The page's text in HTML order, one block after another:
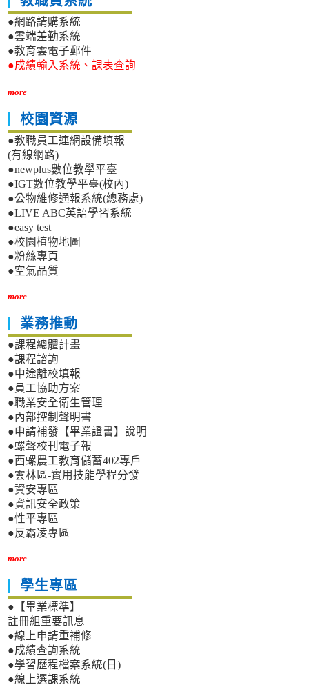
●網路請購系統
●雲端差勤系統
●教育雲電子郵件
●成績輸入系統、課表查詢
more
校園資源
●教職員工連網設備填報
(有線網路)
●newplus數位教學平臺
●IGT數位教學平臺(校內)
●公物維修通報系統(總務處)
●LIVE ABC英語學習系統
●easy test
●校園植物地圖
●粉絲專頁
●空氣品質
more
業務推動
●課程總體計畫
●課程諮詢
●中途離校填報
●員工協助方案
●職業安全衛生管理
●內部控制聲明書
●申請補發【畢業證書】說明
●螺聲校刊電子報
●西螺農工教育儲蓄402專戶
●雲林區-實用技能學程分發
●資安專區
●資訊安全政策
●性平專區
●反霸凌專區
more
學生專區
●【畢業標準】
註冊組重要訊息
●線上申請重補修
●成績查詢系統
●學習歷程檔案系統(日)
●線上選課系統